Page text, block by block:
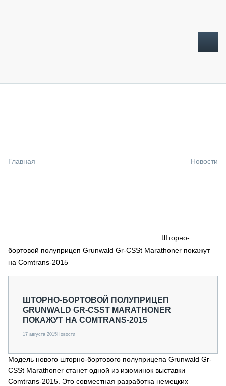
СПЕЦПРОЕКТЫ
МЕРОПРИЯТИЯ
СТАТЬИ ПО КАТЕГОРИЯМ ТЕХНИКИ
Главная Новости
Шторно-
бортовой полуприцеп Grunwald Gr-CSSt Marathoner покажут
на Comtrans-2015
ШТОРНО-БОРТОВОЙ ПОЛУПРИЦЕП
GRUNWALD GR-CSST MARATHONER
ПОКАЖУТ НА COMTRANS-2015
17 августа 2015Новости
Модель нового шторно-бортового полуприцепа Grunwald Gr-
CSSt Marathoner станет одной из изюминок выставки
Comtrans-2015. Это совместная разработка немецких